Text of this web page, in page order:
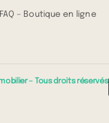
FAQ – Boutique en ligne
– Tous droits réservés